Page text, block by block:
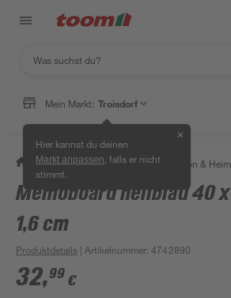
Mein Markt: Troisdorf
Hier kannst du deinen
Markt anpassen , falls er nicht
stimmt.
✕
/ Wohnen & Haushalt / Dekoration &
Memoboard hellblau 40
1,6 cm
Produktdetails | Artikelnummer:4742890
32,99 €